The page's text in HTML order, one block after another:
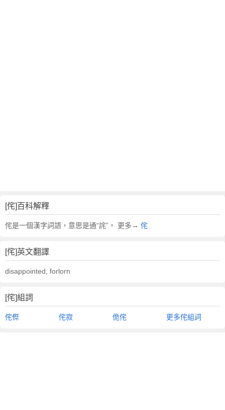
[侘]百科解釋
侘是一個漢字詞語，意思是通“詫”。 更多→ 侘
[侘]英文翻譯
disappointed, forlorn
[侘]組詞
侘傺 侘寂 佹侘 更多侘組詞